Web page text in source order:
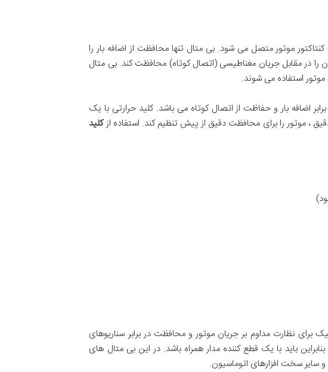
موتور متصل می شود. بی متال تنها محافظت از اضافه بار را
را در مقابل جریان مغناطیسی (اتصال کوتاه) محافظت کند. بی متال
موتور استفاده می شوند.
اضافه بار و حفاظت از اتصال کوتاه می باشد. کلید حرارتی با یک
، موتور را برای محافظت دقیق از پیش تنظیم کند. استفاده ازکلید
برای نظارت مداوم بر جریان موتور و محافظت در برابر سناریوهای
باید با یک قطع کننده مدار همراه باشد. در این بی متال های